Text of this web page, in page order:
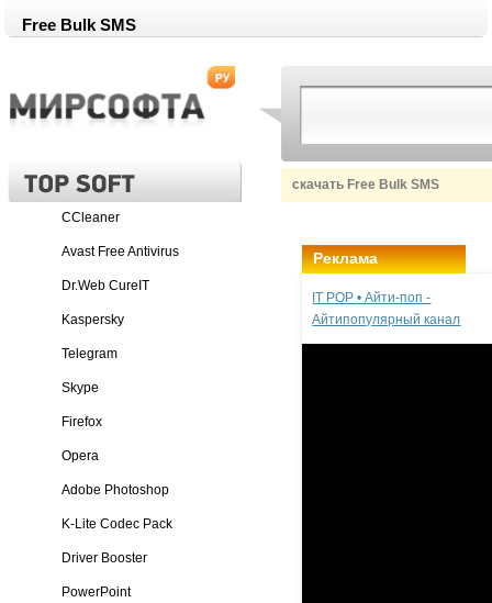
Free Bulk SMS
скачать Free Bulk SMS
CCleaner
Avast Free Antivirus
Dr.Web CureIT
Kaspersky
Telegram
Skype
Firefox
Opera
Adobe Photoshop
K-Lite Codec Pack
Driver Booster
PowerPoint
Реклама
IT POP • Айти-поп -
Айтипопулярный канал